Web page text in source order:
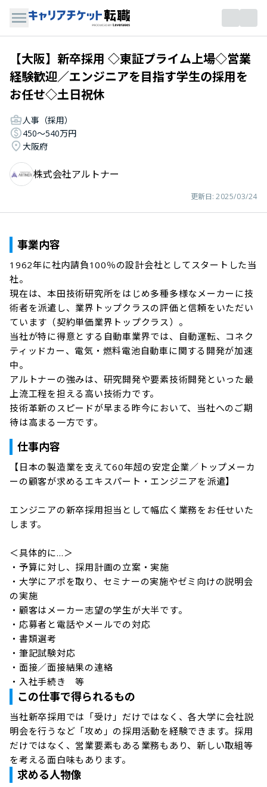
【大阪】新卒採用 ◇東証プライム上場◇営業
経験歓迎／エンジニアを目指す学生の採用を
お任せ◇土日祝休
人事（採用）
450〜540万円
大阪府
株式会社アルトナー
更新日: 2025/03/24
事業内容
1962年に社内請負100％の設計会社としてスタートした当
社。
現在は、本田技術研究所をはじめ多種多様なメーカーに技
術者を派遣し、業界トップクラスの評価と信頼をいただい
ています（契約単価業界トップクラス）。
当社が特に得意とする自動車業界では、自動運転、コネク
ティッドカー、電気・燃料電池自動車に関する開発が加速
中。
アルトナーの強みは、研究開発や要素技術開発といった最
上流工程を担える高い技術力です。
技術革新のスピードが早まる昨今において、当社へのご期
待は高まる一方です。
仕事内容
【日本の製造業を支えて60年超の安定企業／トップメーカ
ーの顧客が求めるエキスパート・エンジニアを派遣】
エンジニアの新卒採用担当として幅広く業務をお任せいた
します。
＜具体的に…＞
・予算に対し、採用計画の立案・実施
・大学にアポを取り、セミナーの実施やゼミ向けの説明会
の実施
・顧客はメーカー志望の学生が大半です。
・応募者と電話やメールでの対応
・書類選考
・筆記試験対応
・面接／面接結果の連絡
・入社手続き　等
この仕事で得られるもの
当社新卒採⽤では「受け」だけではなく、各⼤学に会社説
明会を⾏うなど「攻め」の採⽤活動を経験できます。採⽤
だけではなく、営業要素もある業務もあり、新しい取組等
を考える⾯⽩味もあります。
求める人物像